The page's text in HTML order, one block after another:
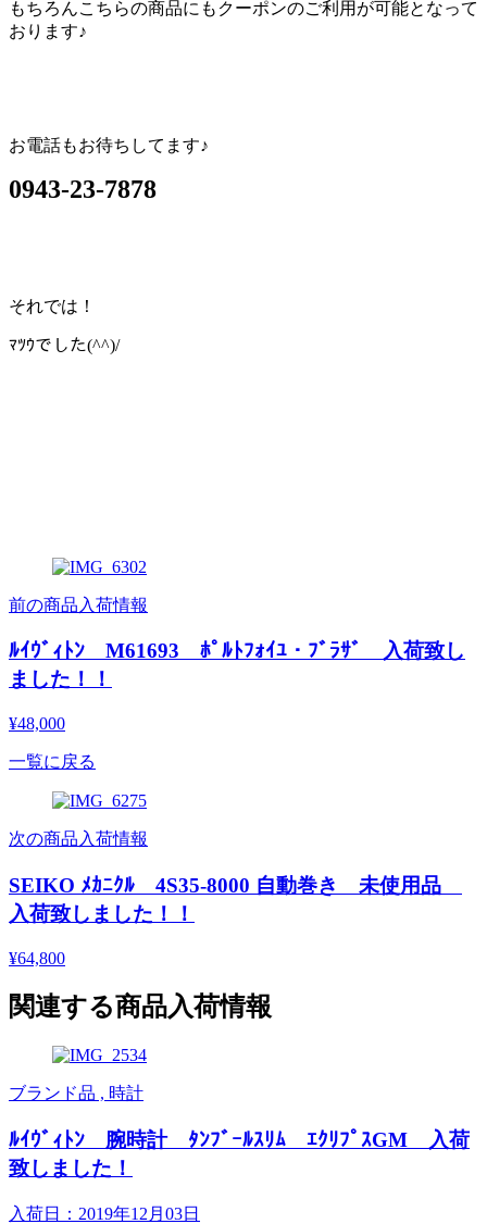
もちろんこちらの商品にもクーポンのご利用が可能となって
おります♪
お電話もお待ちしてます♪
0943-23-7878
それでは！
ﾏﾂｳでした(^^)/
前の商品入荷情報
ﾙｲｳﾞｨﾄﾝ M61693 ﾎﾟﾙﾄﾌｫｲﾕ・ﾌﾞﾗｻﾞ 入荷致し
ました！！
¥48,000
一覧に戻る
次の商品入荷情報
SEIKO ﾒｶﾆｸﾙ 4S35-8000 自動巻き 未使用品
入荷致しました！！
¥64,800
関連する商品入荷情報
ブランド品 , 時計
ﾙｲｳﾞｨﾄﾝ 腕時計 ﾀﾝﾌﾞｰﾙｽﾘﾑ ｴｸﾘﾌﾟｽGM 入荷
致しました！
入荷日：2019年12月03日